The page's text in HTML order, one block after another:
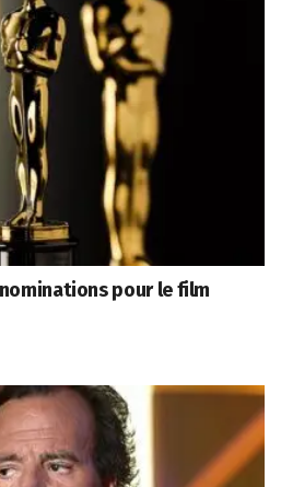
pour le film